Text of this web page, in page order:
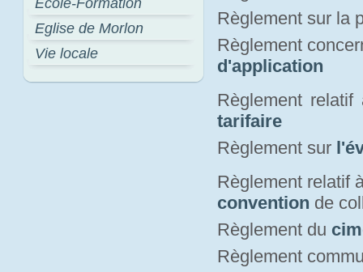
Ecole-Formation
Eglise de Morlon
Vie locale
Règlement sur la
Règlement
d'application
Règlement
tarifaire
Règlement sur
Règlement relatif
convention de
Règlement du
Règlement